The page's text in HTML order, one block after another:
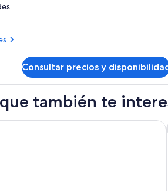
Consultar precios y
también te
City